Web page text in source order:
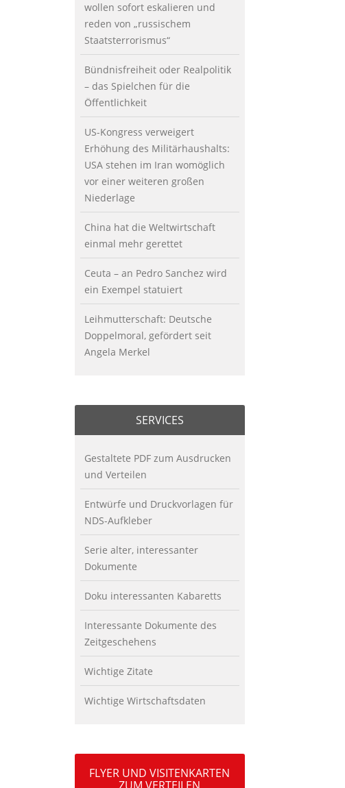
wollen sofort eskalieren und
reden von „russischem
Staatsterrorismus“
Bündnisfreiheit oder Realpolitik
– das Spielchen für die
Öffentlichkeit
US-Kongress verweigert
Erhöhung des Militärhaushalts:
USA stehen im Iran womöglich
vor einer weiteren großen
Niederlage
China hat die Weltwirtschaft
einmal mehr gerettet
Ceuta – an Pedro Sanchez wird
ein Exempel statuiert
Leihmutterschaft: Deutsche
Doppelmoral, gefördert seit
Angela Merkel
SERVICES
Gestaltete PDF zum Ausdrucken
und Verteilen
Entwürfe und Druckvorlagen für
NDS-Aufkleber
Serie alter, interessanter
Dokumente
Doku interessanten Kabaretts
Interessante Dokumente des
Zeitgeschehens
Wichtige Zitate
Wichtige Wirtschaftsdaten
FLYER UND VISITENKARTEN